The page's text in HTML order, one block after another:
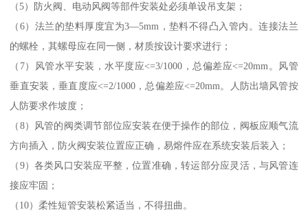
（5）防火阀、电动风阀等部件安装处必须单设吊支架；
（6）法兰的垫料厚度宜为3—5mm，垫料不得凸入管内。连接法兰
的螺栓，其螺母应在同一侧，材质按设计要求进行；
（7）风管水平安装，水平度应<=3/1000，总偏差应<=20mm。风管
垂直安装，垂直度应<=2/1000，总偏差应<=20mm。人防出墙风管按
人防要求作坡度；
（8）风管的阀类调节部位应安装在便于操作的部位，阀板应顺气流
方向插入，防火阀安装位置应正确，易熔件应在系统安装后装入；
（9）各类风口安装应平整，位置准确，转运部分应灵活，与风管连
接应牢固；
（10）柔性短管安装松紧适当，不得扭曲。